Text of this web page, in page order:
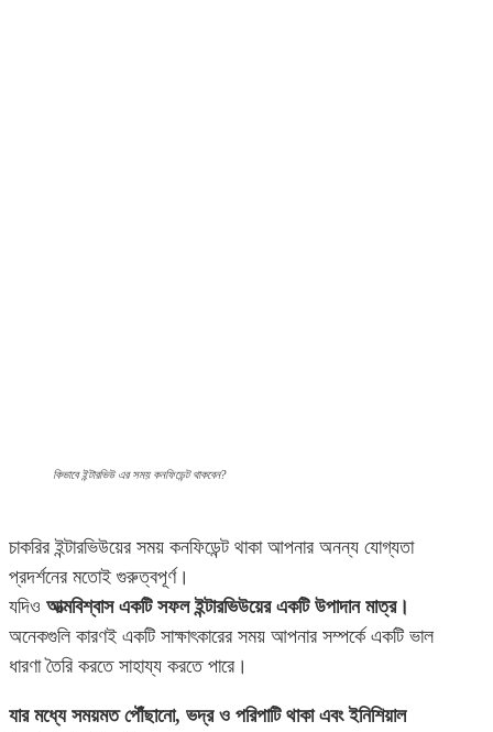
কিভাবে ইন্টারভিউ এর সময় কনফিডেন্ট থাকবেন?
চাকরির ইন্টারভিউয়ের সময় কনফিডেন্ট থাকা আপনার অনন্য যোগ্যতা
প্রদর্শনের মতোই গুরুত্বপূর্ণ।
যদিও আত্মবিশ্বাস একটি সফল ইন্টারভিউয়ের একটি উপাদান মাত্র।
অনেকগুলি কারণই একটি সাক্ষাৎকারের সময় আপনার সম্পর্কে একটি ভাল
ধারণা তৈরি করতে সাহায্য করতে পারে।
যার মধ্যে সময়মত পৌঁছানো, ভদ্র ও পরিপাটি থাকা এবং ইনিশিয়াল